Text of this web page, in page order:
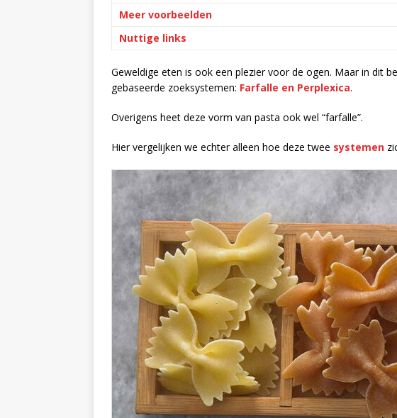
Meer voorbeelden
Nuttige links
Geweldige eten is ook een plezier voor de ogen. Maar in dit
gebaseerde zoeksystemen: Farfalle en Perplexica.
Overigens heet deze vorm van pasta ook wel “farfalle”.
Hier vergelijken we echter alleen hoe deze twee systemen